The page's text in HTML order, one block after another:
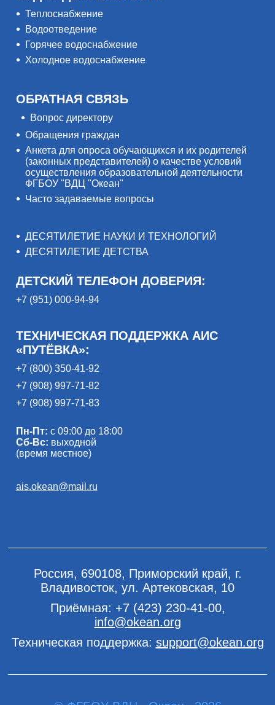
Теплоснабжение
Водоотведение
Горячее водоснабжение
Холодное водоснабжение
ОБРАТНАЯ СВЯЗЬ
Вопрос директору
Обращения граждан
Анкета для опроса обучающихся и их родителей
(законных представителей) о качестве условий
осуществления образовательной деятельности
ФГБОУ "ВДЦ "Океан"
Часто задаваемые вопросы
ДЕСЯТИЛЕТИЕ НАУКИ И ТЕХНОЛОГИЙ
ДЕСЯТИЛЕТИЕ ДЕТСТВА
ДЕТСКИЙ ТЕЛЕФОН ДОВЕРИЯ:
+7 (951) 000-94-94
ТЕХНИЧЕСКАЯ ПОДДЕРЖКА АИС
«ПУТЁВКА»:
+7 (800) 350-41-92
+7 (908) 997-71-82
+7 (908) 997-71-83
Пн-Пт: с 09:00 до 18:00
Сб-Вс: выходной
(время местное)
ais.okean@mail.ru
Россия, 690108, Приморский край, г.
Владивосток, ул. Артековская, 10
Приёмная: +7 (423) 230-41-00,
info@okean.org
Техническая поддержка: support@okean.org